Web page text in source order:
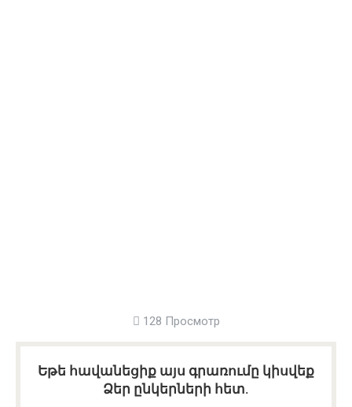
128 Просмотр
Եթե հավանեցիք այս գրառումը կիսվեք
Ձեր ընկերների հետ.